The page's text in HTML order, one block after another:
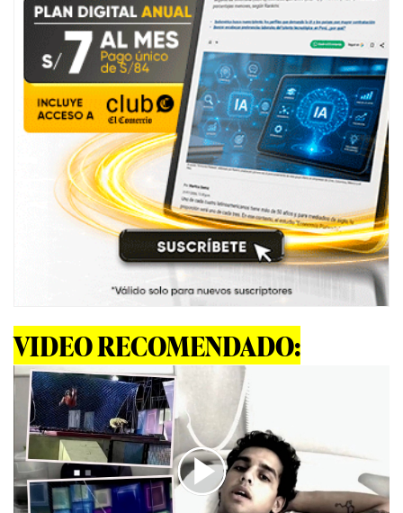
VIDEO RECOMENDADO: